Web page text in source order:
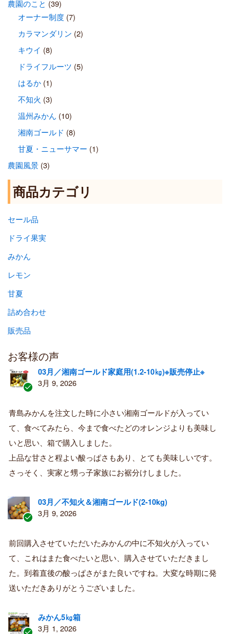
農園のこと (39)
オーナー制度(7)
カラマンダリン (2)
キウイ (8)
ドライフルーツ (5)
はるか(1)
不知火 (3)
温州みかん (10)
湘南ゴールド (8)
甘夏・ニューサマー (1)
農園風景(3)
商品カテゴリ
セール品
ドライ果実
みかん
レモン
甘夏
詰め合わせ
販売品
お客様の声
証
済
み
購
者
03月／湘南ゴールド家庭用(1.2-10㎏)※販売停止※
3月 9, 2026
青島みかんを注文した時に小さい湘南ゴールドが入ってい
て、食べてみたら、今まで食べたどのオレンジよりも美味し
いと思い、箱で購入しました。
上品な甘さと程よい酸っぱさもあり、とても美味しいです。
さっそく、実家と甥っ子家族にお裾分けしました。
証
済
み
購
者
03月／不知火＆湘南ゴールド(2-10kg)
3月 9, 2026
前回購入させていただいたみかんの中に不知火が入ってい
て、これはまた食べたいと思い、購入させていただきまし
た。到着直後の酸っぱさがまた良いですね。大変な時期に発
送いただきありがとうございました。
みかん5㎏箱
3月 1, 2026